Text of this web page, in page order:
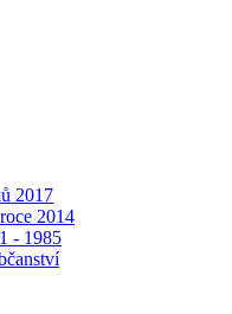
2017
2014
- 1985